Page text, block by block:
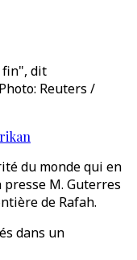
fin", dit
Reuters /
du monde qui en
presse M. Guterres
de Rafah.
dans un